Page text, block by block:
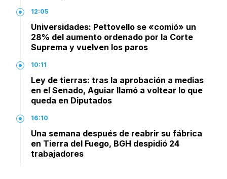
12:05
Universidades: Pettovello se «comió» un
28% del aumento ordenado por la Corte
Suprema y vuelven los paros
10:11
Ley de tierras: tras la aprobación a medias
en el Senado, Aguiar llamó a voltear lo que
queda en Diputados
16:10
Una semana después de reabrir su fábrica
en Tierra del Fuego, BGH despidió 24
trabajadores